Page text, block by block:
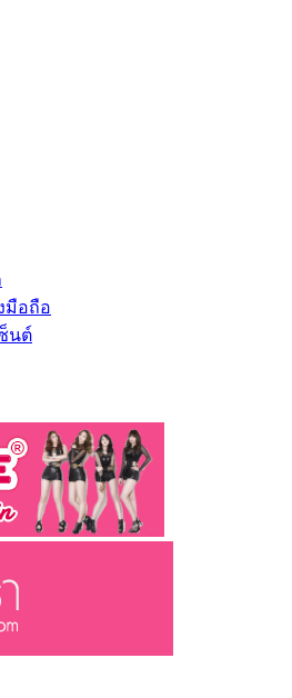
มือถือ
นต์